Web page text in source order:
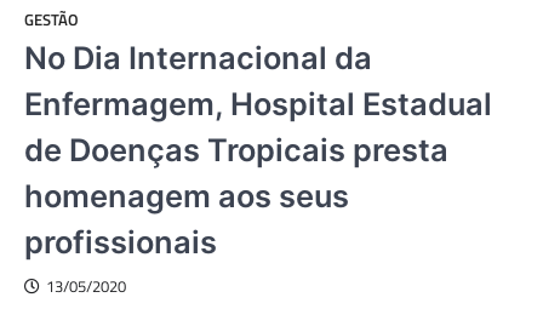
GESTÃO
No Dia Internacional da
Enfermagem, Hospital Estadual
de Doenças Tropicais presta
homenagem aos seus
profissionais
13/05/2020